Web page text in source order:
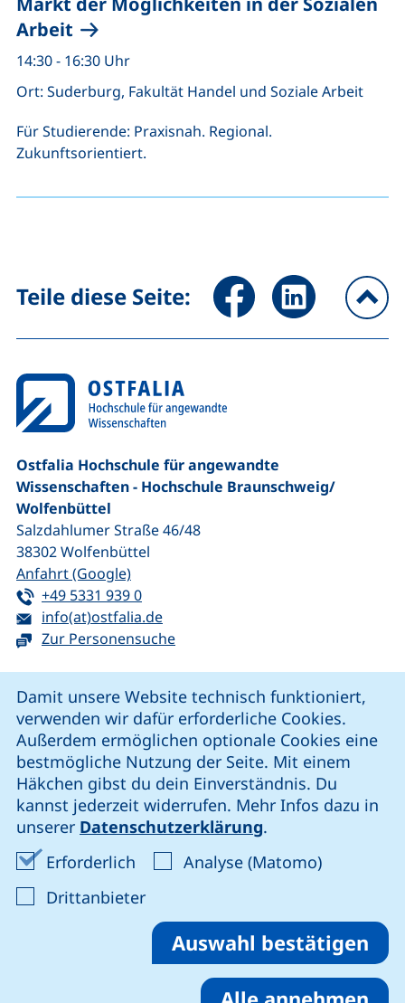
Damit unsere Website technisch funktioniert,
verwenden wir dafür erforderliche Cookies.
Außerdem ermöglichen optionale Cookies eine
bestmögliche Nutzung der Seite. Mit einem
Häkchen gibst du dein Einverständnis. Du
kannst jederzeit widerrufen. Mehr Infos dazu in
unserer Datenschutzerklärung.
Erforderlich Erforderliche Cookies akzeptieren
Analyse (Matomo)Analyse-
Drittanbieter: Cookies von Drittanbieter
Auswahl bestätigen
Arbeit
14:30 - 16:30 Uhr
Ort: Suderburg, Fakultät Handel und Soziale Arbeit
Für Studierende: Praxisnah. Regional.
Zukunftsorientiert.
Teile diese Seite: Seite über Facebook teilen
Seite über
Ostfalia Hochschule für angewandte
Wissenschaften - Hochschule Braunschweig/​
Wolfenbüttel
Salzdahlumer Straße 46/48
38302Wolfenbüttel
Anfahrt (Google)(externer Link, öffnet neues Fenster)
Tel:
+49 5331 939 0(startet einen Telefonanruf, wenn Ihr
E-Mail:
info(at)ostfalia.de(öffnet Ihr E-Mail-Programm)
Zur Personensuche
unsere Facebook-Seite (externer Link, öffnet neues
unsere LinkedIn-Seite (externer Link, öffnet
unsere Instagram-Seite (externer Link,
unsere YouTube-Seite (externer
Cookie-Einstellungen
Impressum
Datenschutz
Erklärung zur Barrierefreiheit